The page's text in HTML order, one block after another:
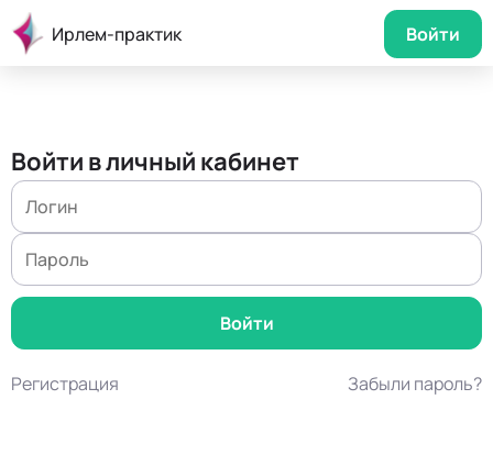
Ирлем-практик Войти
Войти в личный кабинет
Регистрация Забыли пароль?